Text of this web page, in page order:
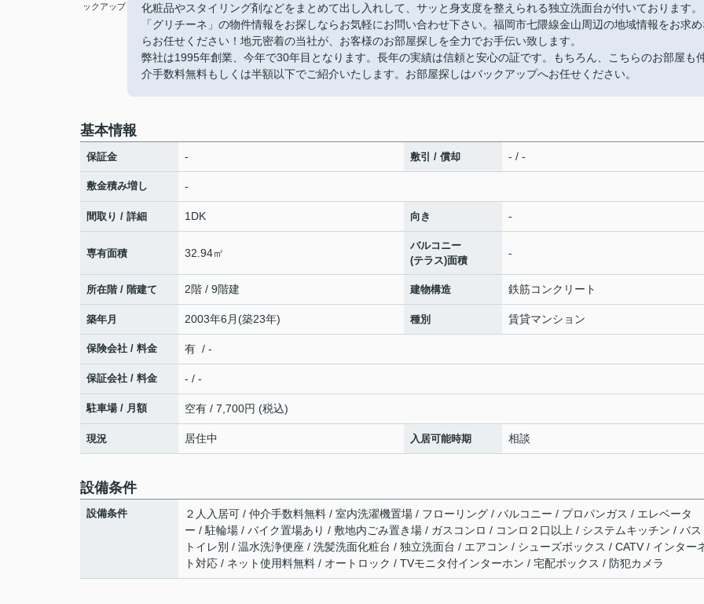
ックアップ
化粧品やスタイリング剤などをまとめて出し入れして、サッと身支度を整えられる独立洗面台が付いております。
「グリチーネ」の物件情報をお探しならお気軽にお問い合わせ下さい。福岡市七隈線金山周辺の地域情報をお求
らお任せください！地元密着の当社が、お客様のお部屋探しを全力でお手伝い致します。
弊社は1995年創業、今年で30年目となります。長年の実績は信頼と安心の証です。もちろん、こちらのお部屋も
介手数料無料もしくは半額以下でご紹介いたします。お部屋探しはバックアップへお任せください。
基本情報
保証金 - 敷引 / 償却 - / -
敷金積み増し -
間取り / 詳細 1DK 向き -
専有面積 32.94㎡
バルコニー
(テラス)面積
-
所在階 / 階建て 2階 / 9階建 建物構造 鉄筋コンクリート
築年月 2003年6月(築23年) 種別 賃貸マンション
保険会社 / 料金 有 / -
保証会社 / 料金 - / -
駐車場 / 月額 空有 / 7,700円 (税込)
現況 居住中 入居可能時期 相談
設備条件
設備条件
２人入居可 / 仲介手数料無料 / 室内洗濯機置場 / フローリング / バルコニー / プロパンガス / エレベータ
ー / 駐輪場 / バイク置場あり / 敷地内ごみ置き場 / ガスコンロ / コンロ２口以上 / システムキッチン / バス
トイレ別 / 温水洗浄便座 / 洗髪洗面化粧台 / 独立洗面台 / エアコン / シューズボックス / CATV / インター
ト対応 / ネット使用料無料 / オートロック / TVモニタ付インターホン / 宅配ボックス / 防犯カメラ